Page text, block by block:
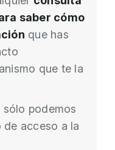
saber cómo
que has
que te la
sólo podemos
acceso a la